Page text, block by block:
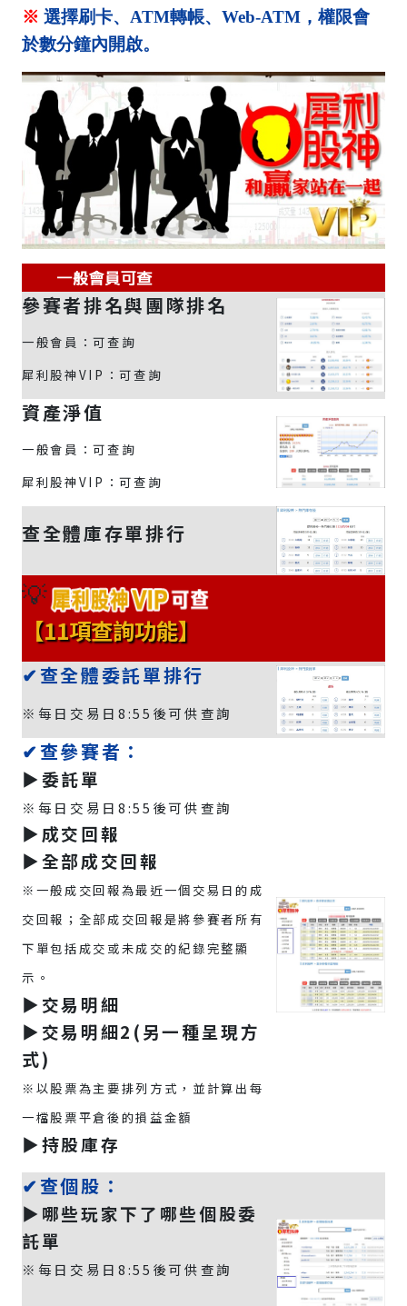
※ 選擇刷卡、ATM轉帳、Web-ATM，權限會
於數分鐘內開啟。
參賽者排名與團隊排名
一般會員：可查詢
犀利股神VIP：可查詢
資產淨值
一般會員：可查詢
犀利股神VIP：可查詢
查全體庫存單排行
💡
【11項查詢功能】
✔查全體委託單排行
※每日交易日8:55後可供查詢
✔查參賽者：
▶️委託單
※每日交易日8:55後可供查詢
▶️成交回報
▶️全部成交回報
※一般成交回報為最近一個交易日的成
交回報；全部成交回報是將參賽者所有
下單包括成交或未成交的紀錄完整顯
示。
▶️交易明細
▶️交易明細2(另一種呈現方
式)
※以股票為主要排列方式，並計算出每
一檔股票平倉後的損益金額
▶️持股庫存
✔查個股：
▶️哪些玩家下了哪些個股委
託單
※每日交易日8:55後可供查詢